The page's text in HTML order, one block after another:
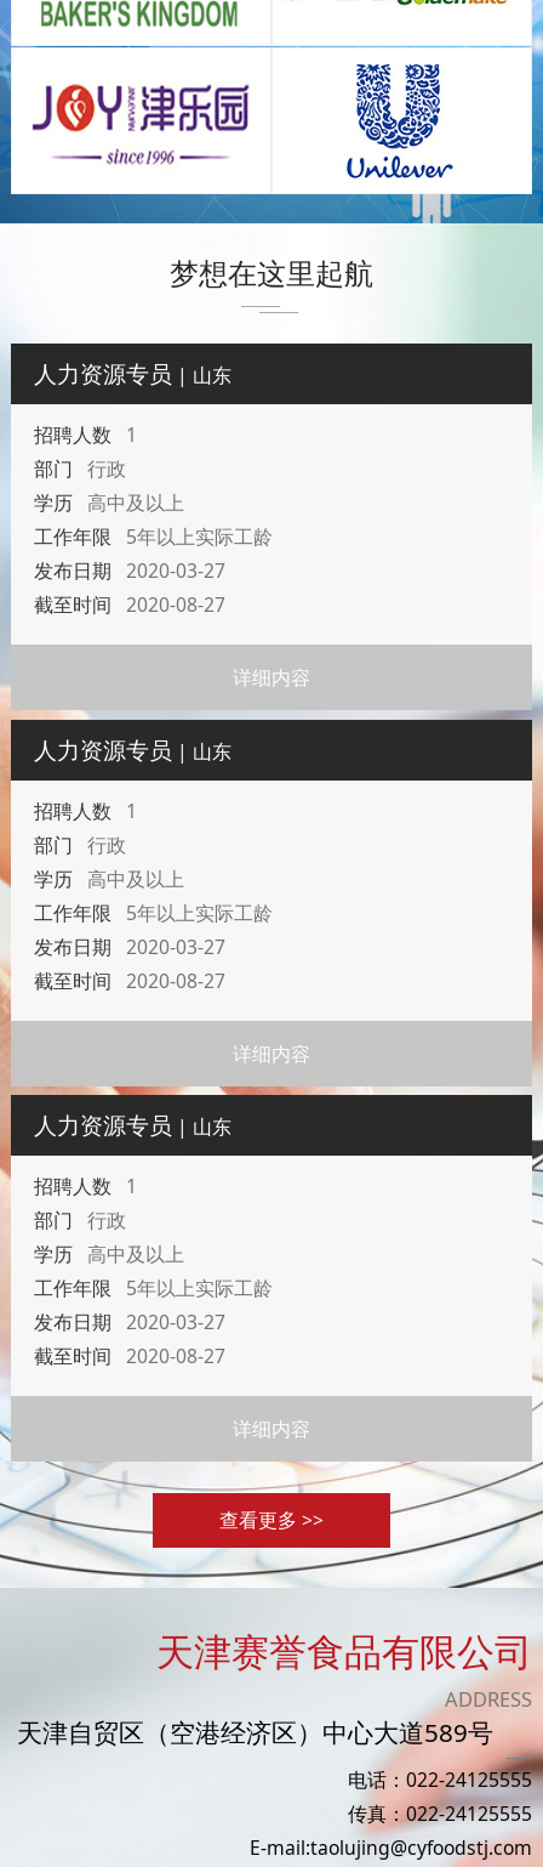
梦想在这里起航
人力资源专员 | 山东
招聘人数 1
部门 行政
学历高中及以上
工作年限 5年以上实际工龄
发布日期 2020-03-27
截至时间 2020-08-27
详细内容
人力资源专员 | 山东
招聘人数 1
部门 行政
学历高中及以上
工作年限 5年以上实际工龄
发布日期 2020-03-27
截至时间 2020-08-27
详细内容
人力资源专员 | 山东
招聘人数1
部门 行政
学历高中及以上
工作年限5年以上实际工龄
发布日期 2020-03-27
截至时间 2020-08-27
详细内容
查看更多 >>
天津赛誉食品有限公司
ADDRESS
天津自贸区（空港经济区）中心大道589号
电话：022-24125555
传真：022-24125555
E-mail:taolujing@cyfoodstj.com